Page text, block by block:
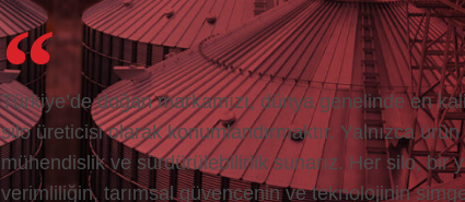
Türkiye’de doğan markamızı, dünya genelinde en
silo üreticisi olarak konumlandırmaktır. Yalnızca
mühendislik ve sürdürülebilirlik sunarız. Her silo, bir
verimliliğin, tarımsal güvencenin ve teknolojinin